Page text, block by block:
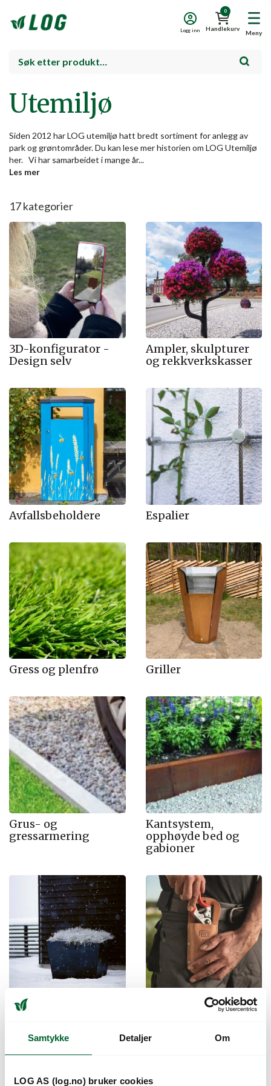
Samtykke Detaljer Om
LOG AS (log.no) bruker cookies
Meny
0
Handlekurv
Logg inn
Utemiljø
Siden 2012 har LOG utemiljø hatt bredt sortiment for anlegg av
park og grøntområder. Du kan lese mer historien om LOG Utemiljø
her. Vi har samarbeidet i mange år...
Les mer
17kategorier
3D-konfigurator -
Design selv
Ampler, skulpturer
og rekkverkskasser
Avfallsbeholdere Espalier
Gress og plenfrø Griller
Grus- og
gressarmering
Kantsystem,
opphøyde bed og
gabioner
Plantekasser Redskap og utstyr